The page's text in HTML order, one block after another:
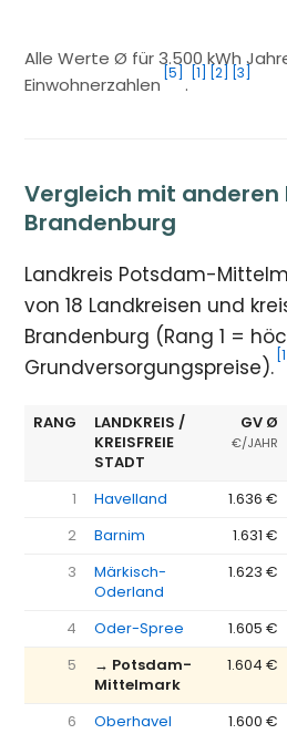
Alle Werte Ø für 3.500 kWh
Einwohnerzahlen
[5]
.
[1] [2] [3]
Vergleich mit anderen
Brandenburg
Landkreis Potsdam-
von 18 Landkreisen und
Brandenburg (Rang 1 =
Grundversorgungspreise). [1]
RANG
LANDKREIS /
KREISFREIE
STADT
GV Ø
€/JAHR
1 Havelland 1.636 €
2
Barnim 1.631 €
3
Märkisch-
Oderland
1.623 €
4 Oder-Spree 1.605 €
5
→ Potsdam-
Mittelmark
1.604 €
6 Oberhavel 1.600 €